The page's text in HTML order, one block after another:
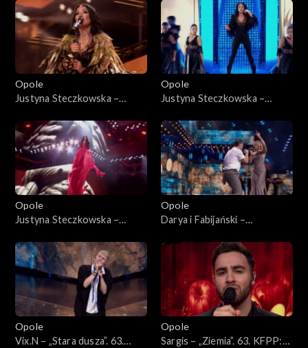
Jedno podwórko 2”
„Premiery”
Opole
Justyna Steczkowska –
siebie”, „Domek z kart”. 63.
KFPP: Koncert „Premiery”
Opole
Justyna Steczkowska –
lustrem świata”, „Każda fala
znajdzie brzeg”. 63. KFPP:
Koncert „Premiery”
Opole
Justyna Steczkowska –
karę”, Oko za oko”, „Stu
policjantów”. 63. KFPP:
Koncert „Premiery”
Opole
Darya i Fabijański –
Koncert „Premiery”
Opole
Vix.N – „Stara dusza”. 63.
Opole
Sargis – „Ziemia”. 63. KFPP: